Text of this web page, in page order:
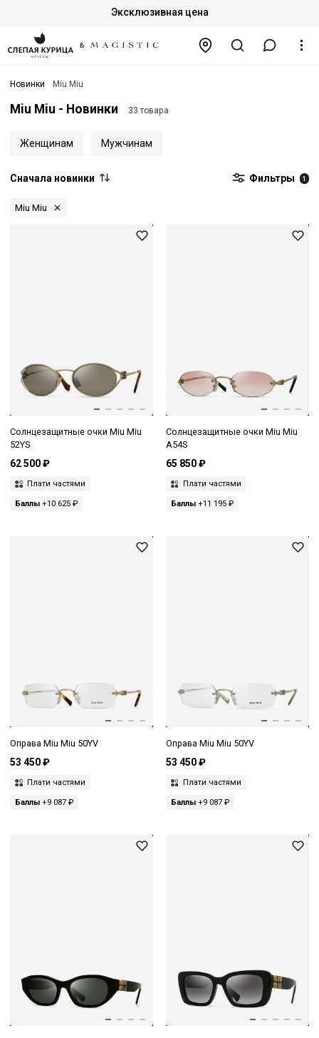
Эксклюзивная цена
Новинки Miu Miu
Miu Miu - Новинки 33 товара
Женщинам Мужчинам
Сначала новинки Фильтры 1
Miu Miu
Солнцезащитные очки Miu Miu
52YS
62 500 ₽
Плати частями
Баллы +10 625 ₽
Солнцезащитные очки Miu Miu
A54S
65 850 ₽
Плати частями
Баллы+11 195 ₽
Оправа Miu Miu 50YV
53 450 ₽
Плати частями
Баллы +9 087 ₽
Оправа Miu Miu 50YV
53 450 ₽
Плати частями
Баллы+9 087 ₽